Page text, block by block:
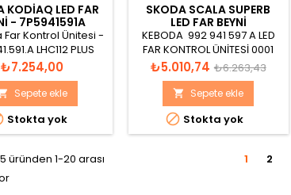
KODIAQ LED FAR
- 7P5941591A
Kontrol Ünitesi -
LHC112 PLUS
0001 H06
Fiyat
₺7.254,00
Sepete ekle
Stokta yok
SKODA SCALA SUPERB
LED FAR BEYNI
992941597A
KEBODA 992 941 597 A LED
FAR KONTROL ÜNİTESİ 0001
H08 01S VW AG 2K-LED-MIN
H09/0001 LLP115 10101500012
Fiyat
₺5.010,74 Normal
fiyat
₺6.263,43
 Sepete ekle
 Stokta yok
üründen 1-20 arası
1 2